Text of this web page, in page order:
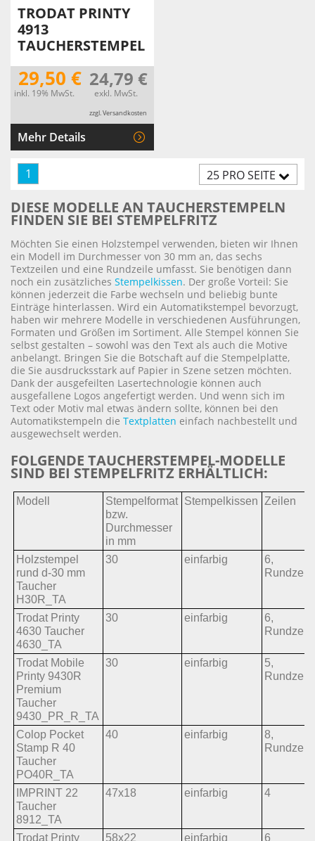
TRODAT PRINTY
4913
TAUCHERSTEMPEL
29,50 €
inkl. 19% MwSt.
24,79 €
exkl. MwSt.
zzgl. Versandkosten
Mehr Details
25 PRO SEITE
1
DIESE MODELLE AN TAUCHERSTEMPELN
FINDEN SIE BEI STEMPELFRITZ
Möchten Sie einen Holzstempel verwenden, bieten wir Ihnen
ein Modell im Durchmesser von 30 mm an, das sechs
Textzeilen und eine Rundzeile umfasst. Sie benötigen dann
noch ein zusätzliches Stempelkissen. Der große Vorteil: Sie
können jederzeit die Farbe wechseln und beliebig bunte
Einträge hinterlassen. Wird ein Automatikstempel bevorzugt,
haben wir mehrere Modelle in verschiedenen Ausführungen,
Formaten und Größen im Sortiment. Alle Stempel können Sie
selbst gestalten – sowohl was den Text als auch die Motive
anbelangt. Bringen Sie die Botschaft auf die Stempelplatte,
die Sie ausdrucksstark auf Papier in Szene setzen möchten.
Dank der ausgefeilten Lasertechnologie können auch
ausgefallene Logos angefertigt werden. Und wenn sich im
Text oder Motiv mal etwas ändern sollte, können bei den
Automatikstempeln die Textplatten einfach nachbestellt und
ausgewechselt werden.
FOLGENDE TAUCHERSTEMPEL-MODELLE
SIND BEI STEMPELFRITZ ERHÄLTLICH:
Modell
Stempelformat
bzw.
Durchmesser
in mm
Stempelkissen Zeilen
Holzstempel
rund d-30 mm
Taucher
H30R_TA
30 einfarbig
6,
Trodat Printy
4630 Taucher
4630_TA
30 einfarbig
6,
Trodat Mobile
Printy 9430R
Premium
Taucher
9430_PR_R_TA
30 einfarbig
5,
Colop Pocket
Stamp R 40
Taucher
PO40R_TA
40 einfarbig
8,
IMPRINT 22
Taucher
8912_TA
47x18 einfarbig 4
Trodat Printy
58x22 einfarbig 6